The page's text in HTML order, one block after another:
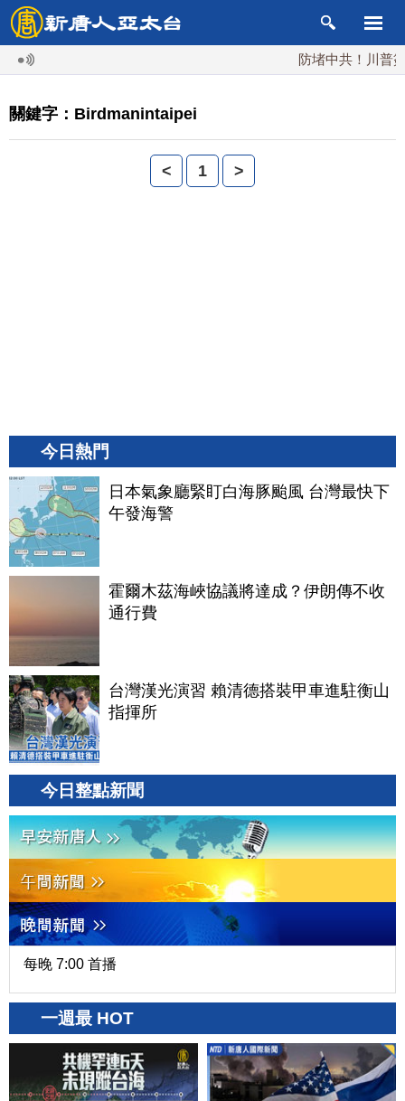
防堵中共！川普簽
關鍵字：Birdmanintaipei
< 1 >
今日熱門
日本氣象廳緊盯白海豚颱風 台灣最快下
午發海警
霍爾木茲海峽協議將達成？伊朗傳不收
通行費
台灣漢光演習 賴清德搭裝甲車進駐衡山
指揮所
今日整點新聞
每晚 7:00 首播
一週最 HOT